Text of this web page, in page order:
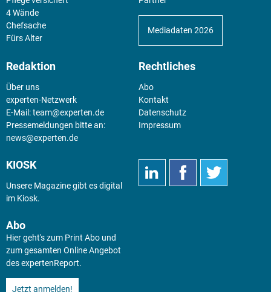
4 Wände
Chefsache
Fürs Alter
Mediadaten 2026
Redaktion
Über uns
experten-Netzwerk
E-Mail:team@experten.de
Pressemeldungen bitte an:
news@experten.de
Rechtliches
Abo
Kontakt
Datenschutz
Impressum
KIOSK
Unsere Magazine gibt es digital
im Kiosk.
Abo
Hier geht's zum Print Abo und
zum gesamten Online Angebot
des expertenReport.
Jetzt anmelden!